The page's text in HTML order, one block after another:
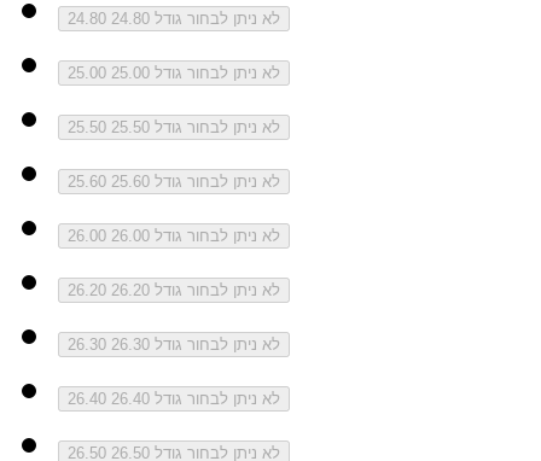
24.80 לא ניתן לבחור גודל 24.80
25.00 לא ניתן לבחור גודל 25.00
25.50 לא ניתן לבחור גודל 25.50
25.60 לא ניתן לבחור גודל 25.60
26.00 לא ניתן לבחור גודל 26.00
26.20 לא ניתן לבחור גודל 26.20
26.30 לא ניתן לבחור גודל 26.30
26.40 לא ניתן לבחור גודל 26.40
26.50 לא ניתן לבחור גודל 26.50